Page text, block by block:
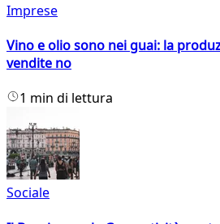
Imprese
Vino e olio sono nei guai: la
vendite no
1 min di lettura
Sociale